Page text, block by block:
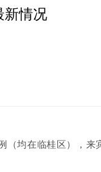
新情况
均在临桂区），来